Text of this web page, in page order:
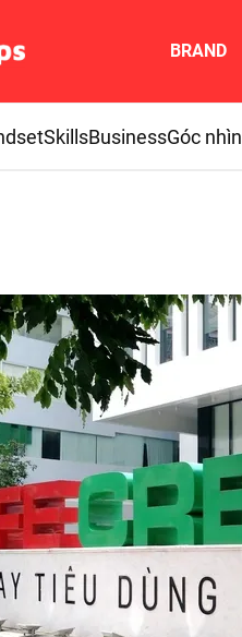
BRAND
SkillsBusinessGóc nhìn